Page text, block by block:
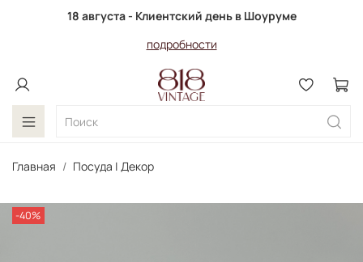
18 августа - Клиентский день в Шоуруме
подробности
Главная Посуда | Декор
-40%